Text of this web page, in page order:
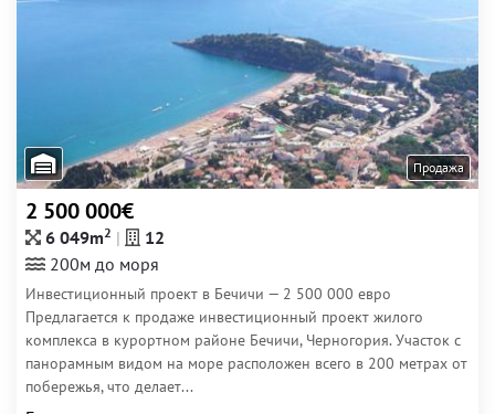
Продажа
2 500 000€
6 049m2
12
200м до моря
Инвестиционный проект в Бечичи — 2 500 000 евро
Предлагается к продаже инвестиционный проект жилого
комплекса в курортном районе Бечичи, Черногория. Участок с
панорамным видом на море расположен всего в 200 метрах от
побережья, что делает...